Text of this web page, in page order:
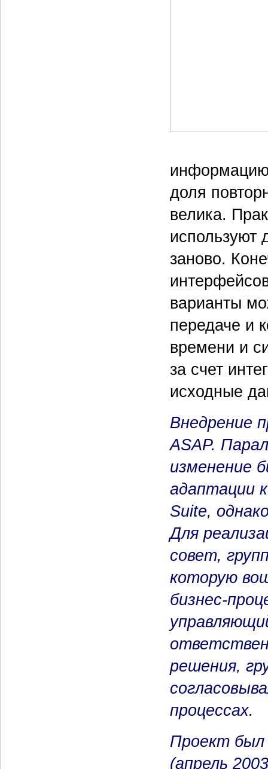
доля
велика.
используют
заново.
варианты
передаче и
времени и
за счет
исходные
Внедрение
ASAP.
изменение
адаптации
Suite,
Для
совет,
которую
бизнес-
решения,
процессах.
Проект был
(апрель